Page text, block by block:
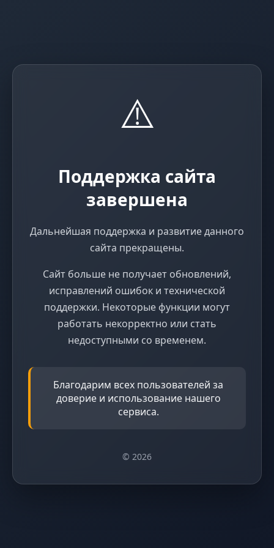
⚠️
Поддержка сайта
завершена
Дальнейшая поддержка и развитие данного
сайта прекращены.
Сайт больше не получает обновлений,
исправлений ошибок и технической
поддержки. Некоторые функции могут
работать некорректно или стать
недоступными со временем.
Благодарим всех пользователей за
доверие и использование нашего
сервиса.
© 2026